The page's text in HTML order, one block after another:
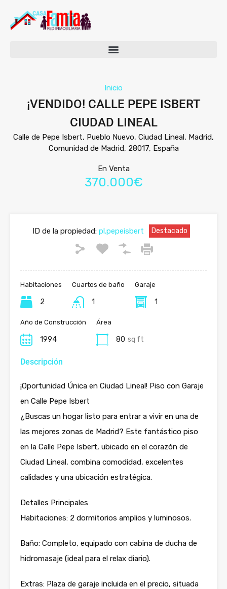
Inicio
¡VENDIDO! CALLE PEPE ISBERT
CIUDAD LINEAL
Calle de Pepe Isbert, Pueblo Nuevo, Ciudad Lineal, Madrid,
Comunidad de Madrid, 28017, España
En Venta
370.000€
ID de la propiedad:pl.pepeisbert Destacado
Habitaciones
2
Cuartos de baño
1
Garaje
1
Año de Construcción
1994
Área
80 sq ft
Descripción
¡Oportunidad Única en Ciudad Lineal! Piso con Garaje
en Calle Pepe Isbert
¿Buscas un hogar listo para entrar a vivir en una de
las mejores zonas de Madrid? Este fantástico piso
en la Calle Pepe Isbert, ubicado en el corazón de
Ciudad Lineal, combina comodidad, excelentes
calidades y una ubicación estratégica.
Detalles Principales
Habitaciones: 2 dormitorios amplios y luminosos.
Baño: Completo, equipado con cabina de ducha de
hidromasaje (ideal para el relax diario).
Extras: Plaza de garaje incluida en el precio, situada